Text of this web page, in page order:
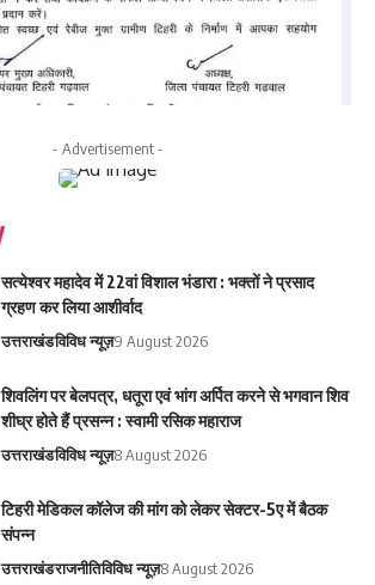
- Advertisement -
सत्येश्वर महादेव में 22वां विशाल भंडारा : भक्तों ने प्रसाद
ग्रहण कर लिया आशीर्वाद
उत्तराखंडविविध न्यूज़9 August 2026
शिवलिंग पर बेलपत्र, धतूरा एवं भांग अर्पित करने से भगवान शिव
शीघ्र होते हैं प्रसन्न : स्वामी रसिक महाराज
उत्तराखंडविविध न्यूज़8 August 2026
टिहरी मेडिकल कॉलेज की मांग को लेकर सेक्टर-5ए में बैठक
संपन्न
उत्तराखंडराजनीतिविविध न्यूज़8 August 2026